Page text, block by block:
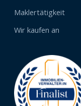
Maklertätigkeit
Wir kaufen an